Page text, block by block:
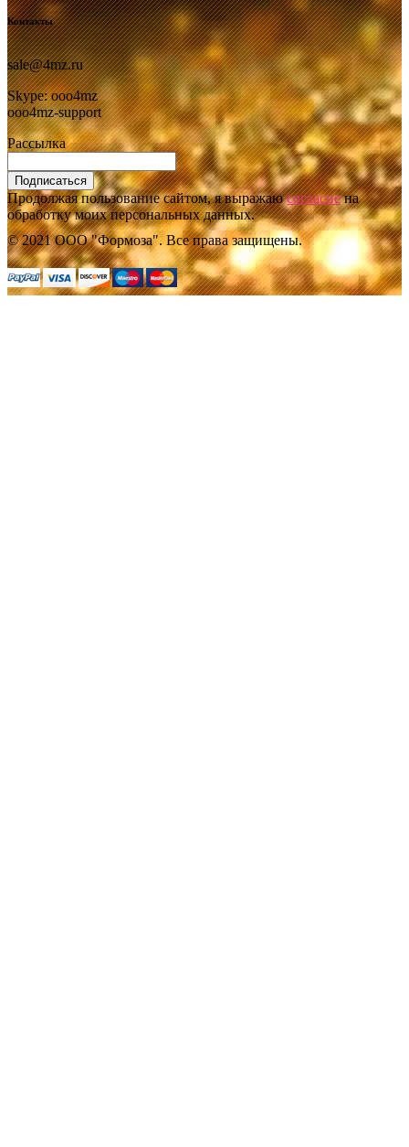
Контакты
sale@4mz.ru
Skype: ooo4mz
ooo4mz-support
Рассылка
Подписаться
Продолжая пользование сайтом, я выражаюсогласиена
обработку моих персональных данных.
© 2021 ООО "Формоза". Все права защищены.